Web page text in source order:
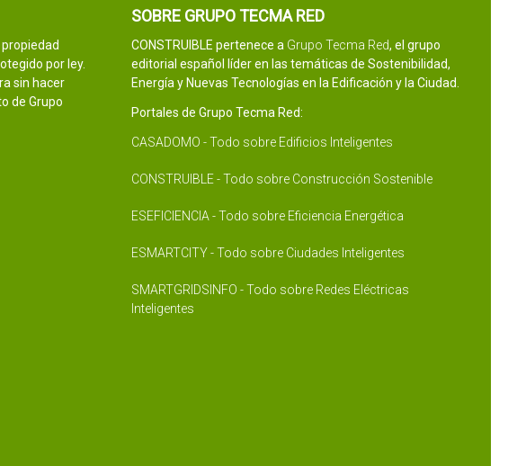
por ley.
sin hacer
de Grupo
SOBRE GRUPO TECMA RED
CONSTRUIBLE pertenece a Grupo Tecma Red, el grupo
editorial español líder en las temáticas de Sostenibilidad,
Energía y Nuevas Tecnologías en la Edificación y la Ciudad.
Portales de Grupo Tecma Red:
CASADOMO - Todo sobre Edificios Inteligentes
CONSTRUIBLE - Todo sobre Construcción Sostenible
ESEFICIENCIA - Todo sobre Eficiencia Energética
ESMARTCITY - Todo sobre Ciudades Inteligentes
SMARTGRIDSINFO - Todo sobre Redes Eléctricas
Inteligentes